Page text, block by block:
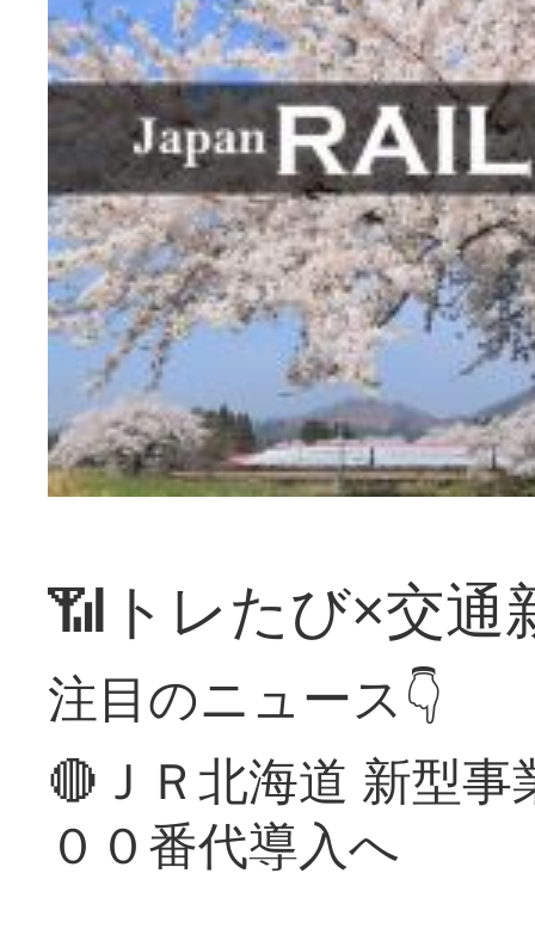
📶トレたび×交通
注目のニュース👇
🔴ＪＲ北海道 新型
００番代導入へ